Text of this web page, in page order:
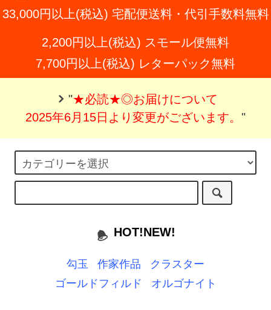
33,000円以上(税込) 宅配便送料・代引手数料無料
2,200円以上(税込) スモール便無料
7,700円以上(税込) レターパック無料
"★必読★◎お届けについて
2025年6月15日より変更がございます。 "
HOT!NEW!
勾玉 作家作品
クラスター
ゴールドフィルド
オルゴナイト